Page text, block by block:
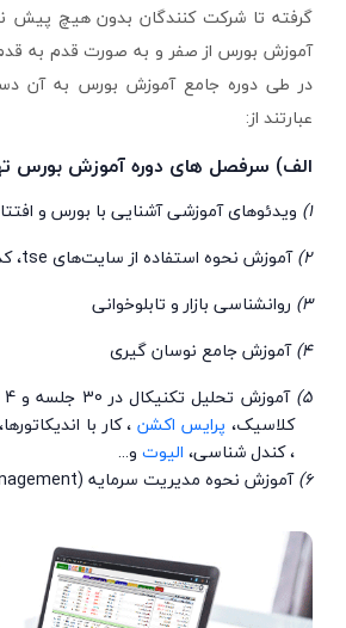
گرفته تا شرکت کنندگان بدون هیچ پیش
آموزش بورس از صفر و به صورت قدم به قدم
در طی دوره جامع آموزش بورس به آن
عبارتند از:
الف) سرفصل های دوره آموزش بورس
1) ویدئوهای آموزشی آشنایی با بورس و
2) آموزش نحوه استفاده از سایت‌های tse، کدال و غیره
3) روانشناسی بازار و تابلوخوانی
4) آموزش جامع نوسان گیری
5)
کلاسیک، پرایس اکشن ، کار با
، کندل شناسی، الیوت و...
6) آموزش نحوه مدیریت سرمایه (Risk Management)